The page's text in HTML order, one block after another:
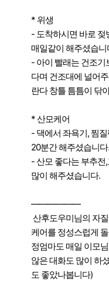
* 위생
- 도착하시면 바로 젖
매일같이 해주셨습니
- 아이 빨래는 건조기
다며 건조대에 널어
란다 창틀 틈틈이 닦
* 산모케어
- 댁에서 좌욕기, 찜
20분간 해주셨습니다.
- 산모 좋다는 부추전
많이 해주셨습니다.
——————
산후도우미님의 자질은 아이를 사랑하고 아이와 산모
케어를 정성스럽게
정엄마도 매일 이모
않은 대화도 많이 하
도 좋았나봅니다)